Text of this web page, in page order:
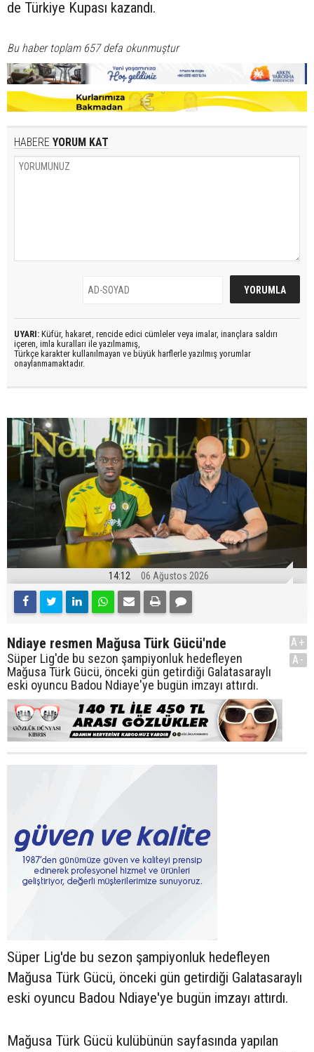
de Türkiye Kupası kazandı.
Bu haber toplam 657 defa okunmuştur
HABERE YORUM KAT
UYARI: Küfür, hakaret, rencide edici cümleler veya imalar, inançlara saldırı
içeren, imla kuralları ile yazılmamış,
Türkçe karakter kullanılmayan ve büyük harflerle yazılmış yorumlar
onaylanmamaktadır.
14:12 06 Ağustos 2026
Ndiaye resmen Mağusa Türk Gücü'nde
Süper Lig'de bu sezon şampiyonluk hedefleyen
Mağusa Türk Gücü, önceki gün getirdiği Galatasaraylı
eski oyuncu Badou Ndiaye'ye bugün imzayı attırdı.
A+
A-
Süper Lig'de bu sezon şampiyonluk hedefleyen
Mağusa Türk Gücü, önceki gün getirdiği Galatasaraylı
eski oyuncu Badou Ndiaye'ye bugün imzayı attırdı.
Mağusa Türk Gücü kulübünün sayfasında yapılan